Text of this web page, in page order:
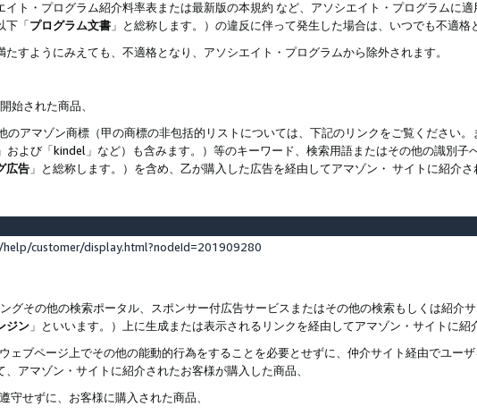
ト・プログラム紹介料率表または最新版の本規約 など、アソシエイト・プログラムに
下「プログラム文書 」と総称します。）の違反に伴って発生した場合は、いつでも不適格
すようにみえても、不適格となり、アソシエイト・プログラムから除外されます。
始された商品、
のアマゾン商標（甲の商標の非包括的リストについては、下記のリンクをご覧ください
よび「kindel」など）も含みます。）等のキーワード、検索用語またはその他の識別子
広告 」と総称します。）を含め、乙が購入した広告を経由してアマゾン・ サイトに紹介さ
customer/display.html?nodeId=201909280
グその他の検索ポータル、スポンサー付広告サービスまたはその他の検索もしくは紹介
ジン 」といいます。）上に生成または表示されるリンクを経由してアマゾン・サイトに紹
ェブページ上でその他の能動的行為をすることを必要とせずに、仲介サイト経由でユー
、アマゾン・サイトに紹介されたお客様が購入した商品、
せずに、お客様に購入された商品、